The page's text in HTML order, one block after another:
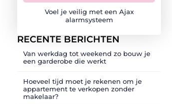
Voel je veilig met een Ajax
alarmsysteem
RECENTE BERICHTEN
Van werkdag tot weekend zo bouw je
een garderobe die werkt
Hoeveel tijd moet je rekenen om je
appartement te verkopen zonder
makelaar?